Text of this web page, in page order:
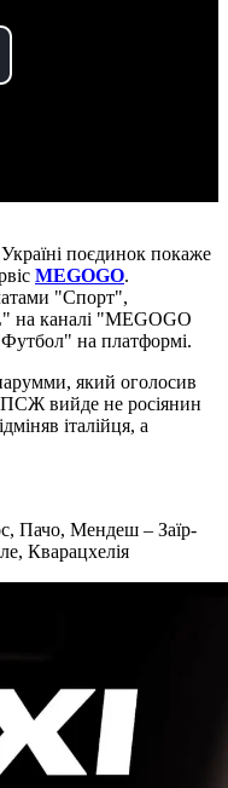
поєдинок покаже
MEGOGO.
"Спорт",
каналі "MEGOGO
на платформі.
який оголосив
ПСЖ вийде не росіянин
італійця, а
Пачо, Мендеш – Заїр-
Кварацхелія